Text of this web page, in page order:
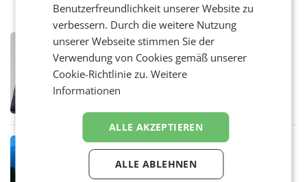
PRIMENEWS
ORF III: Peter Schöber abberufen und
beurlaubt
WIEN ORF-III-Co-Geschäftsführer Peter
Schöber ist wegen Compliance-Vorwürfen
bestätigte gegenüber der APA entsprechende
Medienberichte.
MARKETING & MEDIA
ORF-Kulturmatinee widmet sich 20
Jahren Grafenegg Festival und Peter
Benutzerfreundlichkeit unserer Website zu
verbessern. Durch die weitere Nutzung
unserer Webseite stimmen Sie der
Verwendung von Cookies gemäß unserer
Cookie-Richtlinie zu.Weitere
Informationen
ALLE AKZEPTIEREN
ALLE ABLEHNEN